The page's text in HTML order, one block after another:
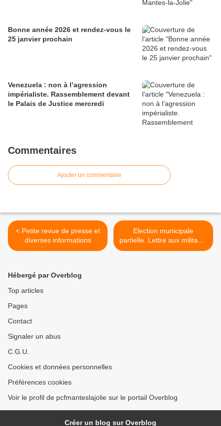
Bonne année 2026 et rendez-vous le
25 janvier prochain
Venezuela : non à l’agression
impérialiste. Rassemblement devant
le Palais de Justice mercredi
Commentaires
Ajouter un commentaire
< Petite revue de presse et
diverses informations
Election municipale
partielle. Lettre aux militants
de la France Insoumise de
Hébergé par Overblog
Top articles
Pages
Contact
Signaler un abus
C.G.U.
Cookies et données personnelles
Préférences cookies
Voir le profil de pcfmanteslajolie sur le portail Overblog
Créer un blog sur Overblog